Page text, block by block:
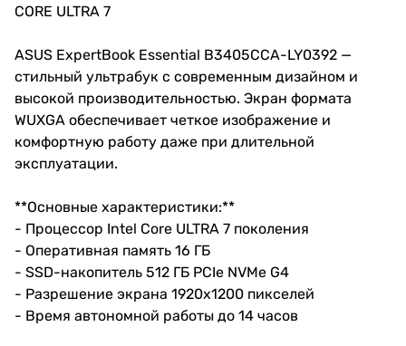
CORE ULTRA 7
ASUS ExpertBook Essential B3405CCA-LY0392 —
стильный ультрабук с современным дизайном и
высокой производительностью. Экран формата
WUXGA обеспечивает четкое изображение и
комфортную работу даже при длительной
эксплуатации.
**Основные характеристики:**
- Процессор Intel Core ULTRA 7 поколения
- Оперативная память 16 ГБ
- SSD-накопитель 512 ГБ PCIe NVMe G4
- Разрешение экрана 1920x1200 пикселей
- Время автономной работы до 14 часов